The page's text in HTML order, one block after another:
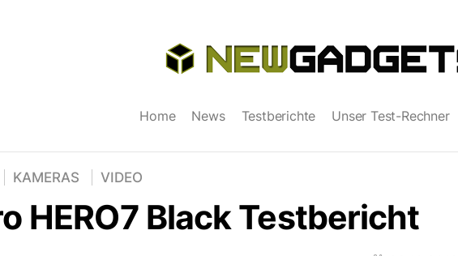
Home News Testberichte Unser Test-Rechner
KAMERAS VIDEO
HERO7 Black Testbericht